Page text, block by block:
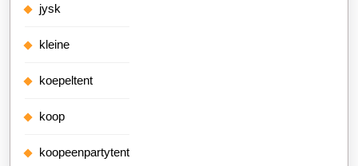
jysk
kleine
koepeltent
koop
koopeenpartytent